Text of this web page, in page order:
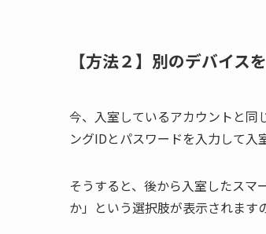
【方法２】別のデバイス
今、入室しているアカウントと同
ングIDとパスワードを入力して入
そうすると、後から入室したス
か」という選択肢が表示されます